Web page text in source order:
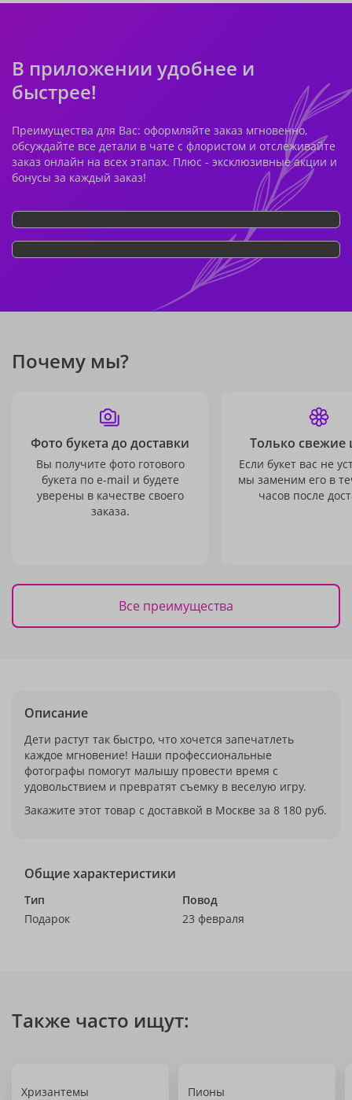
В приложении удобнее и
быстрее!
Преимущества для Вас: оформляйте заказ мгновенно,
обсуждайте все детали в чате с флористом и отслеживайте
заказ онлайн на всех этапах. Плюс - эксклюзивные акции и
бонусы за каждый заказ!
Почему мы?
Фото букета до доставки
Вы получите фото готового
букета по e-mail и будете
уверены в качестве своего
заказа.
Только свежие
Если букет вас не
мы заменим его в
часов после
Все преимущества
Описание
Дети растут так быстро, что хочется запечатлеть
каждое мгновение! Наши профессиональные
фотографы помогут малышу провести время с
удовольствием и превратят съемку в веселую игру.
Закажите этот товар с доставкой в Москве за 8 180 руб.
Общие характеристики
Тип
Подарок
Повод
23 февраля
Также часто ищут:
Хризантемы Пионы